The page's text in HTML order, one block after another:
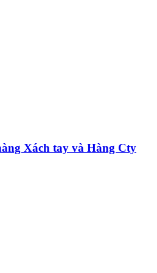
Xách tay và Hàng Cty